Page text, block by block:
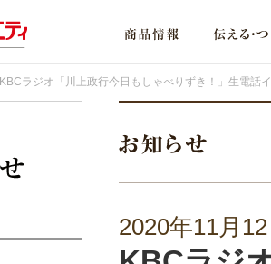
KBCラジオ「川上政行今日もしゃべりずき！」生電話
2020年11月